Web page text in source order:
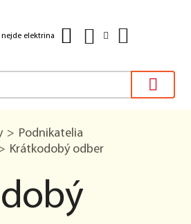
nejde elektrina
Podnikatelia
Krátkodobý odber